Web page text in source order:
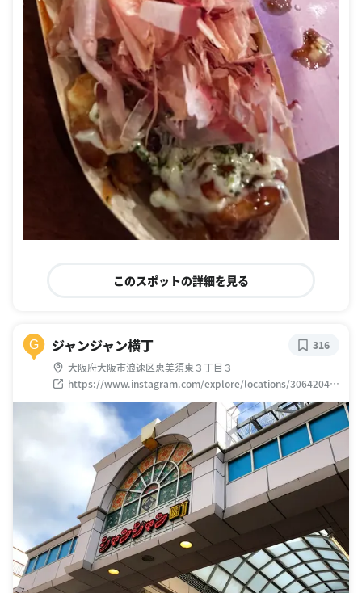
このスポットの詳細を見る
G ジャンジャン横丁
大阪府大阪市浪速区恵美須東３丁目３
https://www.instagram.com/explore/locations/30642042
316